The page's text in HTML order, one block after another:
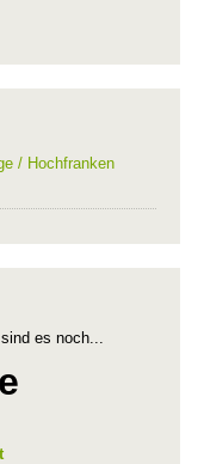
/ Hochfranken
es noch...